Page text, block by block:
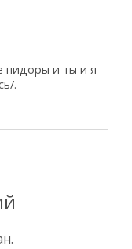
пидоры и ты и я
.